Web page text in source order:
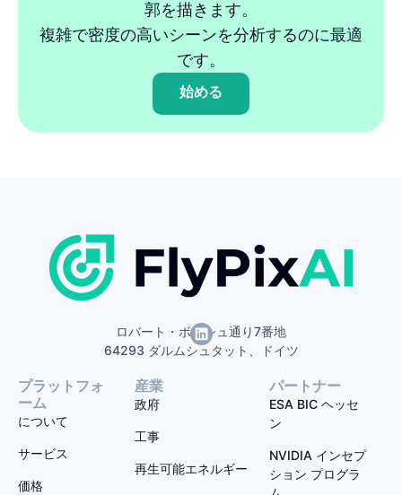
郭を描きます。
複雑で密度の高いシーンを分析するのに最適
です。
始める
ロバート・ボッシュ通り7番地
64293 ダルムシュタット、ドイツ
プラットフォ
ーム
について
サービス
価格
産業
政府
工事
再生可能エネルギー
パートナー
ESA BIC ヘッセ
ン
NVIDIA インセプ
ション プログラ